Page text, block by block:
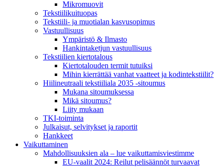
Mikromuovit
Tekstiilikuitu­opas
Tekstiili- ja muotialan kasvusopimus
Vastuullisuus
Ympäristö & Ilmasto
Hankintaketjun vastuullisuus
Tekstiilien kiertotalous
Kiertotalouden termit tutuiksi
Mihin kierrättää vanhat vaatteet ja kodintekstiilit?
Hiilineutraali tekstiiliala 2035 -sitoumus
Mukana sitoumuksessa
Mikä sitoumus?
Liity mukaan
TKI-toiminta
Julkaisut, selvitykset ja raportit
Hankkeet
Vaikuttaminen
Mahdollisuuksien ala – lue vaikuttamis­viestimme
EU-vaalit 2024: Reilut pelisäännöt turvaavat